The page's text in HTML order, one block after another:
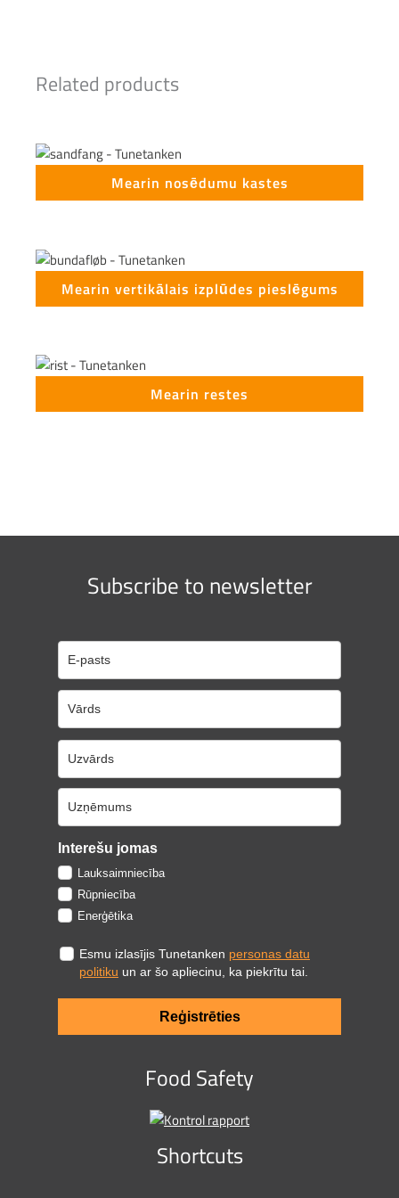
Related products
Mearin nosēdumu kastes
Mearin vertikālais izplūdes pieslēgums
Mearin restes
Subscribe to newsletter
Interešu jomas
Lauksaimniecība
Rūpniecība
Enerģētika
Esmu izlasījis Tunetanken personas datu
politiku un ar šo apliecinu, ka piekrītu tai.
Reģistrēties
Food Safety
Shortcuts